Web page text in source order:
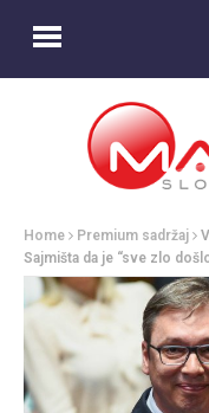
Home Premium sadržaj
Sajmišta da je “sve zlo